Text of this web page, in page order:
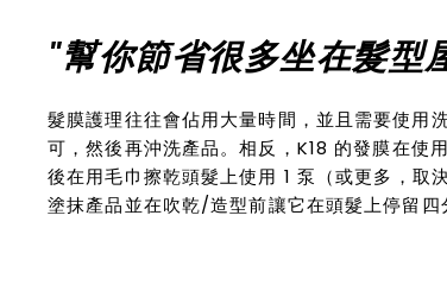
"幫你節省很多坐在髮型
髮膜護理往往會佔用大量時間，並且需要使用
可，然後再沖洗產品。相反，K18 的發膜在使
後在用毛巾擦乾頭髮上使用 1 泵（或更多，取
塗抹產品並在吹乾/造型前讓它在頭髮上停留四